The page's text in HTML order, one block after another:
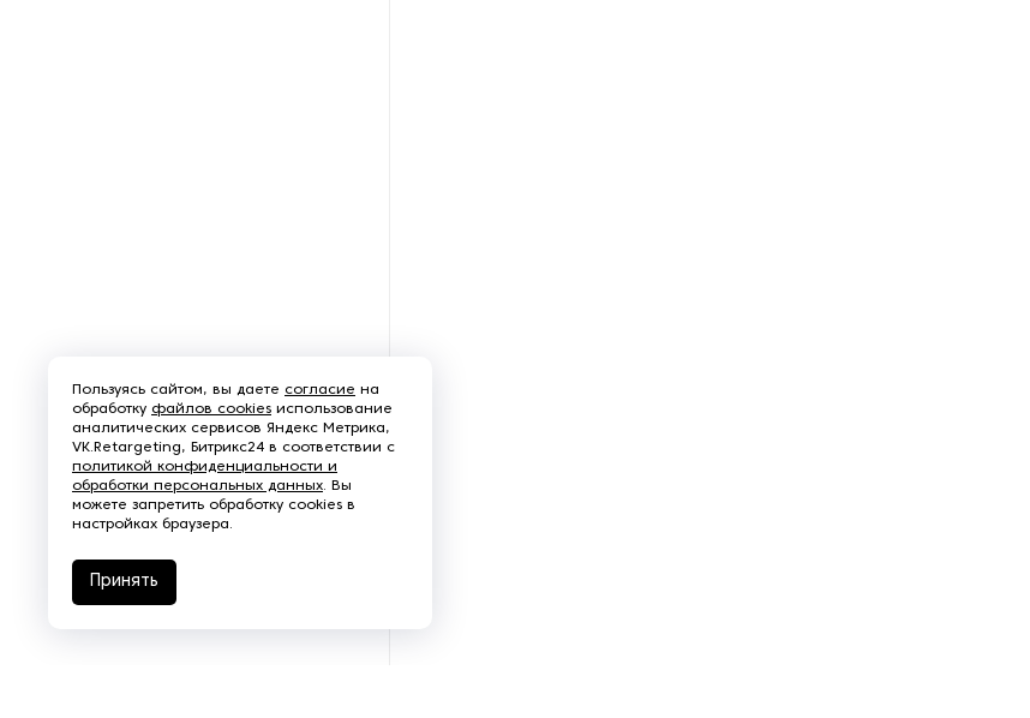
Пользуясь сайтом, вы даете согласие на
обработку файлов cookies использование
аналитических сервисов Яндекс Метрика,
VK.Retargeting, Битрикс24 в соответствии с
политикой конфиденциальности и
обработки персональных данных. Вы
можете запретить обработку cookies в
настройках браузера.
Принять